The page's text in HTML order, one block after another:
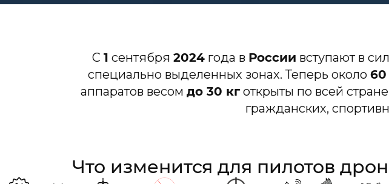
С 1 сентября 2024года в России вступают в
специально выделенных зонах. Теперь около 60
аппаратов весом до 30 кготкрыты по всей
гражданских,
Что изменится для пилотов